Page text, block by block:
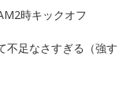
時キックオフ
不足なさすぎる（強